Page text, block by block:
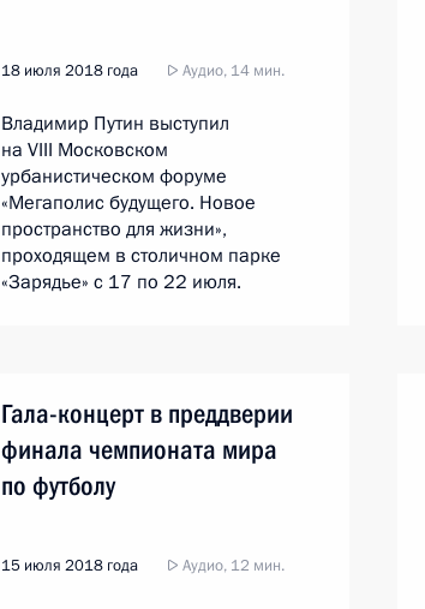
18 июля 2018 года Аудио, 14 мин.
Владимир Путин выступил
на VIII Московском
урбанистическом форуме
«Мегаполис будущего. Новое
пространство для жизни»,
проходящем в столичном парке
«Зарядье» с 17 по 22 июля.
Гала-концерт в преддверии
финала чемпионата мира
по футболу
15 июля 2018 года Аудио, 12 мин.